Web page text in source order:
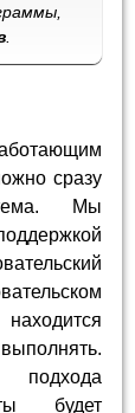
сразу
Мы
будет